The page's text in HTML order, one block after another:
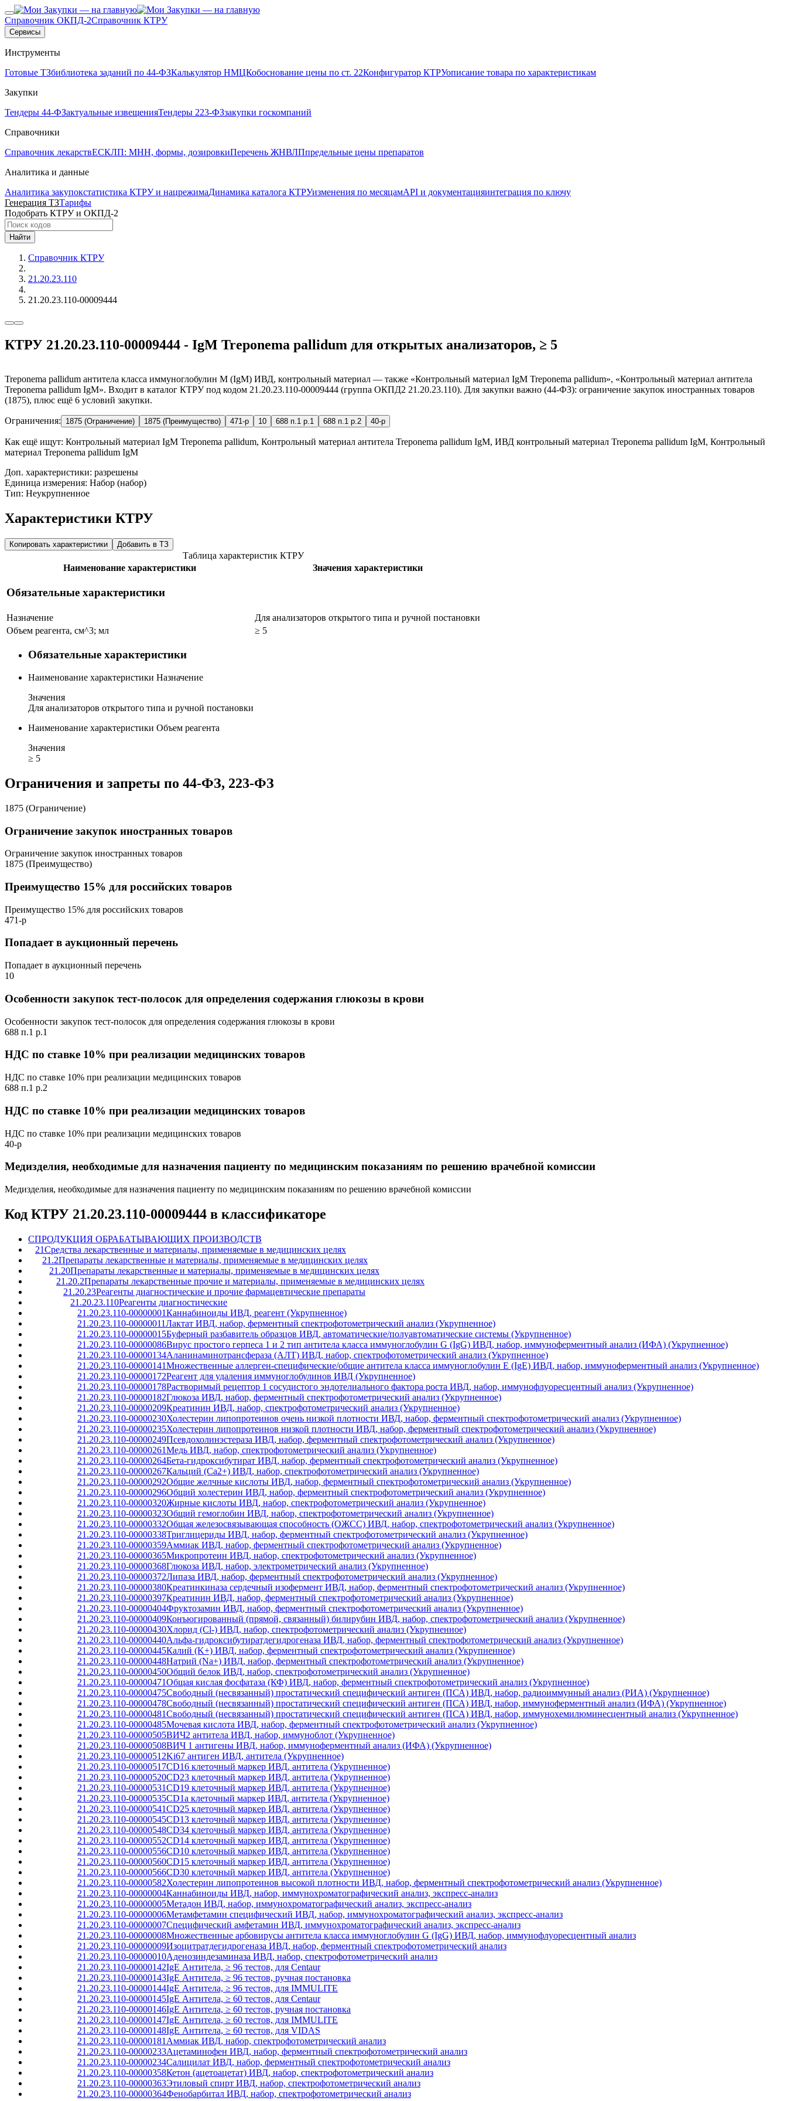
Справочник ОКПД-2Справочник КТРУ
Сервисы
Инструменты
Готовые ТЗбиблиотека заданий по 44-ФЗКалькулятор НМЦКобоснование цены по ст. 22Конфигуратор КТРУописание товара по характеристикам
Закупки
Тендеры 44-ФЗактуальные извещенияТендеры 223-ФЗзакупки госкомпаний
Справочники
Справочник лекарствЕСКЛП: МНН, формы, дозировкиПеречень ЖНВЛПпредельные цены препаратов
Аналитика и данные
Аналитика закупокстатистика КТРУ и нацрежимаДинамика каталога КТРУизменения по месяцамAPI и документацияинтеграция по ключу
Генерация ТЗТарифы
Подобрать КТРУ и ОКПД-2
Найти
Справочник КТРУ
21.20.23.110
21.20.23.110-00009444
КТРУ 21.20.23.110-00009444 - IgM Treponema pallidum для открытых анализаторов, ≥ 5
Treponema pallidum антитела класса иммуноглобулин M (IgM) ИВД, контрольный материал — также «Контрольный материал IgM Treponema pallidum», «Контрольный материал антитела
Treponema pallidum IgM». Входит в каталог КТРУ под кодом 21.20.23.110-00009444 (группа ОКПД2 21.20.23.110). Для закупки важно (44-ФЗ): ограничение закупок иностранных товаров
(1875), плюс ещё 6 условий закупки.
Ограничения: 1875 (Ограничение) 1875 (Преимущество) 471-р 10 688 п.1 р.1 688 п.1 р.2 40-р
Как ещё ищут: Контрольный материал IgM Treponema pallidum, Контрольный материал антитела Treponema pallidum IgM, ИВД контрольный материал Treponema pallidum IgM, Контрольный
материал Treponema pallidum IgM
Доп. характеристики: разрешены
Единица измерения: Набор (набор)
Тип: Неукрупненное
Характеристики КТРУ
Копировать характеристики Добавить в ТЗ
Таблица характеристик КТРУ
Наименование характеристики
Значения характеристики
Обязательные характеристики
Назначение
Для анализаторов открытого типа и ручной постановки
Объем реагента, см^3; мл
≥ 5
Обязательные характеристики
Наименование характеристики Назначение
Значения
Для анализаторов открытого типа и ручной постановки
Наименование характеристики Объем реагента
Значения
≥ 5
Ограничения и запреты по 44-ФЗ, 223-ФЗ
1875 (Ограничение)
Ограничение закупок иностранных товаров
Ограничение закупок иностранных товаров
1875 (Преимущество)
Преимущество 15% для российских товаров
Преимущество 15% для российских товаров
471-р
Попадает в аукционный перечень
Попадает в аукционный перечень
10
Особенности закупок тест-полосок для определения содержания глюкозы в крови
Особенности закупок тест-полосок для определения содержания глюкозы в крови
688 п.1 р.1
НДС по ставке 10% при реализации медицинских товаров
НДС по ставке 10% при реализации медицинских товаров
688 п.1 р.2
НДС по ставке 10% при реализации медицинских товаров
НДС по ставке 10% при реализации медицинских товаров
40-р
Медизделия, необходимые для назначения пациенту по медицинским показаниям по решению врачебной комиссии
Медизделия, необходимые для назначения пациенту по медицинским показаниям по решению врачебной комиссии
Код КТРУ 21.20.23.110-00009444 в классификаторе
CПРОДУКЦИЯ ОБРАБАТЫВАЮЩИХ ПРОИЗВОДСТВ
21Средства лекарственные и материалы, применяемые в медицинских целях
21.2Препараты лекарственные и материалы, применяемые в медицинских целях
21.20Препараты лекарственные и материалы, применяемые в медицинских целях
21.20.2Препараты лекарственные прочие и материалы, применяемые в медицинских целях
21.20.23Реагенты диагностические и прочие фармацевтические препараты
21.20.23.110Реагенты диагностические
21.20.23.110-00000001Каннабиноиды ИВД, реагент (Укрупненное)
21.20.23.110-00000011Лактат ИВД, набор, ферментный спектрофотометрический анализ (Укрупненное)
21.20.23.110-00000015Буферный разбавитель образцов ИВД, автоматические/полуавтоматические системы (Укрупненное)
21.20.23.110-00000086Вирус простого герпеса 1 и 2 тип антитела класса иммуноглобулин G (IgG) ИВД, набор, иммуноферментный анализ (ИФА) (Укрупненное)
21.20.23.110-00000134Аланинаминотрансфераза (АЛТ) ИВД, набор, спектрофотометрический анализ (Укрупненное)
21.20.23.110-00000141Множественные аллерген-специфические/общие антитела класса иммуноглобулин Е (IgE) ИВД, набор, иммуноферментный анализ (Укрупненное)
21.20.23.110-00000172Реагент для удаления иммуноглобулинов ИВД (Укрупненное)
21.20.23.110-00000178Растворимый рецептор 1 сосудистого эндотелиального фактора роста ИВД, набор, иммунофлуоресцентный анализ (Укрупненное)
21.20.23.110-00000182Глюкоза ИВД, набор, ферментный спектрофотометрический анализ (Укрупненное)
21.20.23.110-00000209Креатинин ИВД, набор, спектрофотометрический анализ (Укрупненное)
21.20.23.110-00000230Холестерин липопротеинов очень низкой плотности ИВД, набор, ферментный спектрофотометрический анализ (Укрупненное)
21.20.23.110-00000235Холестерин липопротеинов низкой плотности ИВД, набор, ферментный спектрофотометрический анализ (Укрупненное)
21.20.23.110-00000249Псевдохолинэстераза ИВД, набор, ферментный спектрофотометрический анализ (Укрупненное)
21.20.23.110-00000261Медь ИВД, набор, спектрофотометрический анализ (Укрупненное)
21.20.23.110-00000264Бета-гидроксибутират ИВД, набор, ферментный спектрофотометрический анализ (Укрупненное)
21.20.23.110-00000267Кальций (Ca2+) ИВД, набор, спектрофотометрический анализ (Укрупненное)
21.20.23.110-00000292Общие желчные кислоты ИВД, набор, ферментный спектрофотометрический анализ (Укрупненное)
21.20.23.110-00000296Общий холестерин ИВД, набор, ферментный спектрофотометрический анализ (Укрупненное)
21.20.23.110-00000320Жирные кислоты ИВД, набор, спектрофотометрический анализ (Укрупненное)
21.20.23.110-00000323Общий гемоглобин ИВД, набор, спектрофотометрический анализ (Укрупненное)
21.20.23.110-00000332Общая железосвязывающая способность (ОЖСС) ИВД, набор, спектрофотометрический анализ (Укрупненное)
21.20.23.110-00000338Триглицериды ИВД, набор, ферментный спектрофотометрический анализ (Укрупненное)
21.20.23.110-00000359Аммиак ИВД, набор, ферментный спектрофотометрический анализ (Укрупненное)
21.20.23.110-00000365Микропротеин ИВД, набор, спектрофотометрический анализ (Укрупненное)
21.20.23.110-00000368Глюкоза ИВД, набор, электрометрический анализ (Укрупненное)
21.20.23.110-00000372Липаза ИВД, набор, ферментный спектрофотометрический анализ (Укрупненное)
21.20.23.110-00000380Креатинкиназа сердечный изофермент ИВД, набор, ферментный спектрофотометрический анализ (Укрупненное)
21.20.23.110-00000397Креатинин ИВД, набор, ферментный спектрофотометрический анализ (Укрупненное)
21.20.23.110-00000404Фруктозамин ИВД, набор, ферментный спектрофотометрический анализ (Укрупненное)
21.20.23.110-00000409Конъюгированный (прямой, связанный) билирубин ИВД, набор, спектрофотометрический анализ (Укрупненное)
21.20.23.110-00000430Хлорид (Cl-) ИВД, набор, спектрофотометрический анализ (Укрупненное)
21.20.23.110-00000440Альфа-гидроксибутиратдегидрогеназа ИВД, набор, ферментный спектрофотометрический анализ (Укрупненное)
21.20.23.110-00000445Калий (K+) ИВД, набор, ферментный спектрофотометрический анализ (Укрупненное)
21.20.23.110-00000448Натрий (Na+) ИВД, набор, ферментный спектрофотометрический анализ (Укрупненное)
21.20.23.110-00000450Общий белок ИВД, набор, спектрофотометрический анализ (Укрупненное)
21.20.23.110-00000471Общая кислая фосфатаза (КФ) ИВД, набор, ферментный спектрофотометрический анализ (Укрупненное)
21.20.23.110-00000475Свободный (несвязанный) простатический специфический антиген (ПСА) ИВД, набор, радиоиммунный анализ (РИА) (Укрупненное)
21.20.23.110-00000478Свободный (несвязанный) простатический специфический антиген (ПСА) ИВД, набор, иммуноферментный анализ (ИФА) (Укрупненное)
21.20.23.110-00000481Свободный (несвязанный) простатический специфический антиген (ПСА) ИВД, набор, иммунохемилюминесцентный анализ (Укрупненное)
21.20.23.110-00000485Мочевая кислота ИВД, набор, ферментный спектрофотометрический анализ (Укрупненное)
21.20.23.110-00000505ВИЧ2 антитела ИВД, набор, иммуноблот (Укрупненное)
21.20.23.110-00000508ВИЧ 1 антигены ИВД, набор, иммуноферментный анализ (ИФА) (Укрупненное)
21.20.23.110-00000512Ki67 антиген ИВД, антитела (Укрупненное)
21.20.23.110-00000517CD16 клеточный маркер ИВД, антитела (Укрупненное)
21.20.23.110-00000520CD23 клеточный маркер ИВД, антитела (Укрупненное)
21.20.23.110-00000531CD19 клеточный маркер ИВД, антитела (Укрупненное)
21.20.23.110-00000535CD1a клеточный маркер ИВД, антитела (Укрупненное)
21.20.23.110-00000541CD25 клеточный маркер ИВД, антитела (Укрупненное)
21.20.23.110-00000545CD13 клеточный маркер ИВД, антитела (Укрупненное)
21.20.23.110-00000548CD34 клеточный маркер ИВД, антитела (Укрупненное)
21.20.23.110-00000552CD14 клеточный маркер ИВД, антитела (Укрупненное)
21.20.23.110-00000556CD10 клеточный маркер ИВД, антитела (Укрупненное)
21.20.23.110-00000560CD15 клеточный маркер ИВД, антитела (Укрупненное)
21.20.23.110-00000566CD30 клеточный маркер ИВД, антитела (Укрупненное)
21.20.23.110-00000582Холестерин липопротеинов высокой плотности ИВД, набор, ферментный спектрофотометрический анализ (Укрупненное)
21.20.23.110-00000004Каннабиноиды ИВД, набор, иммунохроматографический анализ, экспресс-анализ
21.20.23.110-00000005Метадон ИВД, набор, иммунохроматографический анализ, экспресс-анализ
21.20.23.110-00000006Метамфетамин специфический ИВД, набор, иммунохроматографический анализ, экспресс-анализ
21.20.23.110-00000007Специфический амфетамин ИВД, иммунохроматографический анализ, экспресс-анализ
21.20.23.110-00000008Множественные арбовирусы антитела класса иммуноглобулин G (IgG) ИВД, набор, иммунофлуоресцентный анализ
21.20.23.110-00000009Изоцитратдегидрогеназа ИВД, набор, ферментный спектрофотометрический анализ
21.20.23.110-00000010Аденозиндезаминаза ИВД, набор, спектрофотометрический анализ
21.20.23.110-00000142IgE Антитела, ≥ 96 тестов, для Centaur
21.20.23.110-00000143IgE Антитела, ≥ 96 тестов, ручная постановка
21.20.23.110-00000144IgE Антитела, ≥ 96 тестов, для IMMULITE
21.20.23.110-00000145IgE Антитела, ≥ 60 тестов, для Centaur
21.20.23.110-00000146IgE Антитела, ≥ 60 тестов, ручная постановка
21.20.23.110-00000147IgE Антитела, ≥ 60 тестов, для IMMULITE
21.20.23.110-00000148IgE Антитела, ≥ 60 тестов, для VIDAS
21.20.23.110-00000181 Аммиак ИВД, набор, спектрофотометрический анализ
21.20.23.110-00000233Ацетаминофен ИВД, набор, ферментный спектрофотометрический анализ
21.20.23.110-00000234Салицилат ИВД, набор, ферментный спектрофотометрический анализ
21.20.23.110-00000358Кетон (ацетоацетат) ИВД, набор, спектрофотометрический анализ
21.20.23.110-00000363Этиловый спирт ИВД, набор, спектрофотометрический анализ
21.20.23.110-00000364Фенобарбитал ИВД, набор, спектрофотометрический анализ